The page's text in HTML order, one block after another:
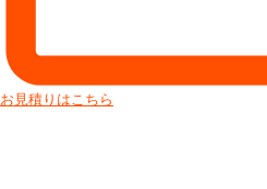
お見積りはこちら